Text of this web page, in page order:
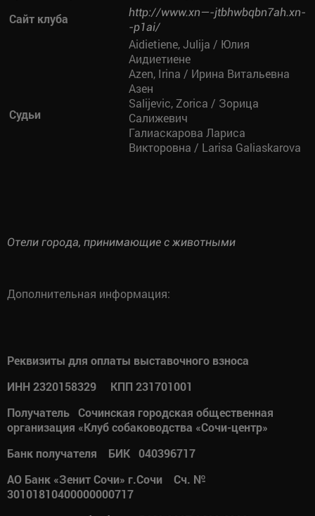
Сайт клуба
http://www.xn—-jtbhwbqbn7ah.xn-
-p1ai/
Судьи
Aidietiene, Julija / Юлия
Аидиетиене
Azen, Irina / Ирина Витальевна
Азен
Salijevic, Zorica / Зорица
Салижевич
Галиаскарова Лариса
Викторовна / Larisa Galiaskarova
Отели города, принимающие с животными
Дополнительная информация:
Реквизиты для оплаты выставочного взноса
ИНН 2320158329 КПП 231701001
Получатель Сочинская городская общественная
организация «Клуб собаководства «Сочи-центр»
Банк получателя БИК 040396717
АО Банк «Зенит Сочи» г.Сочи Сч. №
30101810400000000717